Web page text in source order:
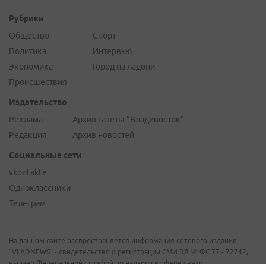
Рубрики
Общество
Политика
Экономика
Происшествия
Спорт
Интервью
Город на ладони
Издательство
Реклама
Редакция
Архив газеты "Владивосток"
Архив новостей
Социальные сети
vkontakte
Одноклассники
Телеграм
На данном сайте распространяется информация сетевого издания
"VLADNEWS" - свидетельство о регистрации СМИ ЭЛ № ФС 77 - 72742,